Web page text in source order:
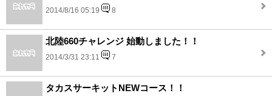
2014/8/16 05:19 8
北陸660チャレンジ 始動しました！！
2014/3/31 23:11 7
タカスサーキットNEWコース！！